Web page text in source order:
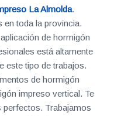
La Almolda.
toda la provincia.
de hormigón
está altamente
este tipo de trabajos.
de hormigón
impreso vertical. Te
perfectos. Trabajamos